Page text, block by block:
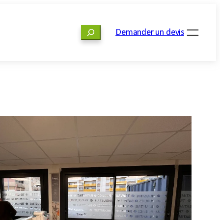
RechercherDemander un devis